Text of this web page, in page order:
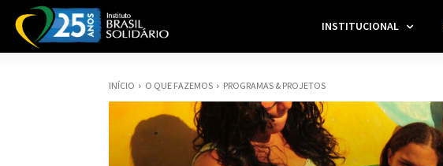
INSTITUCIONAL
INÍCIO O QUE FAZEMOS PROGRAMAS & PROJETOS